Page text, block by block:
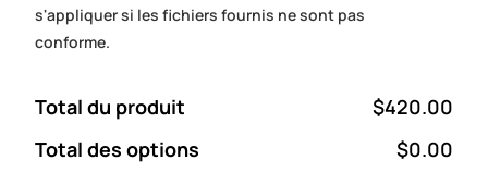
s'appliquer si les fichiers fournis ne sont pas
conforme.
Total du produit
$420.00
Total des options
$0.00